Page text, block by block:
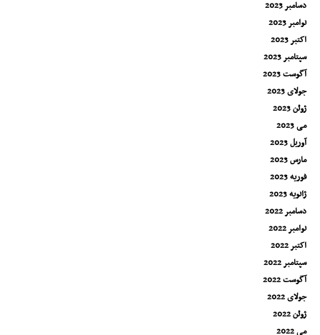
دسامبر 2023
نوامبر 2023
اکتبر 2023
سپتامبر 2023
آگوست 2023
جولای 2023
ژوئن 2023
می 2023
آوریل 2023
مارس 2023
فوریه 2023
ژانویه 2023
دسامبر 2022
نوامبر 2022
اکتبر 2022
سپتامبر 2022
آگوست 2022
جولای 2022
ژوئن 2022
می 2022